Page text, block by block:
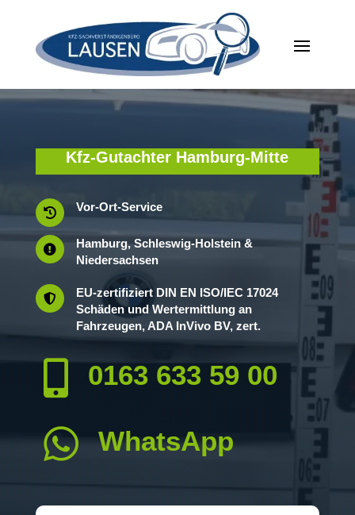
Kfz-Gutachter Hamburg-Mitte
 Vor-Ort-Service

Hamburg, Schleswig-Holstein &
Niedersachsen

EU-zertifiziert DIN EN ISO/IEC 17024
Schäden und Wertermittlung an
Fahrzeugen, ADA InVivo BV, zert.
 0163 633 59 00
 WhatsApp